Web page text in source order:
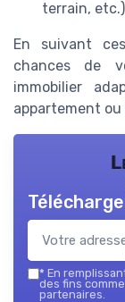
terrain,
En suivant
chances de
immobilier
appartement
* En
des fins
partenaires.